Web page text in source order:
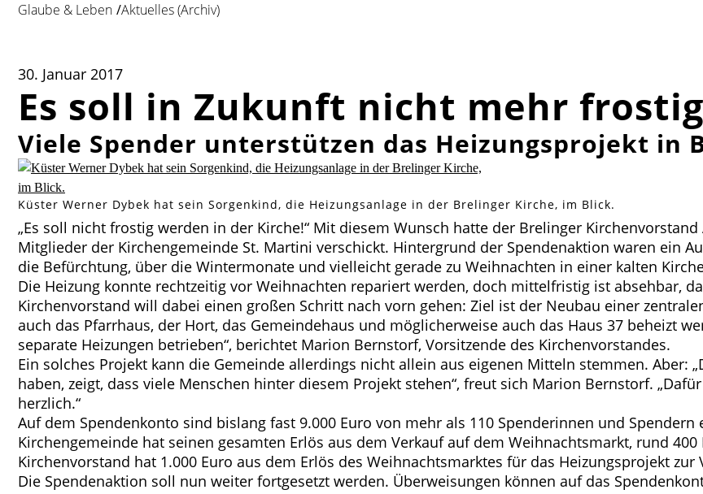
Glaube & Leben Aktuelles (Archiv)
30. Januar 2017
Es soll in Zukunft nicht mehr
Viele Spender unterstützen das Heizungsprojekt in
Küster Werner Dybek hat sein Sorgenkind, die Heizungsanlage in der Brelinger Kirche, im Blick.
„Es soll nicht frostig werden in der Kirche!“ Mit diesem Wunsch hatte der Brelinger
Mitglieder der Kirchengemeinde St. Martini verschickt. Hintergrund der Spendenaktion waren ein
die Befürchtung, über die Wintermonate und vielleicht gerade zu Weihnachten in einer kalten
Die Heizung konnte rechtzeitig vor Weihnachten repariert werden, doch mittelfristig ist absehbar,
Kirchenvorstand will dabei einen großen Schritt nach vorn gehen: Ziel ist der Neubau einer
auch das Pfarrhaus, der Hort, das Gemeindehaus und möglicherweise auch das Haus 37 beheizt
separate Heizungen betrieben“, berichtet Marion Bernstorf, Vorsitzende des Kirchenvorstandes.
Ein solches Projekt kann die Gemeinde allerdings nicht allein aus eigenen Mitteln stemmen. Aber:
haben, zeigt, dass viele Menschen hinter diesem Projekt stehen“, freut sich Marion Bernstorf.
herzlich.“
Auf dem Spendenkonto sind bislang fast 9.000 Euro von mehr als 110 Spenderinnen und
Kirchengemeinde hat seinen gesamten Erlös aus dem Verkauf auf dem Weihnachtsmarkt, rund
Kirchenvorstand hat 1.000 Euro aus dem Erlös des Weihnachtsmarktes für das Heizungsprojekt zur
Die Spendenaktion soll nun weiter fortgesetzt werden. Überweisungen können auf das